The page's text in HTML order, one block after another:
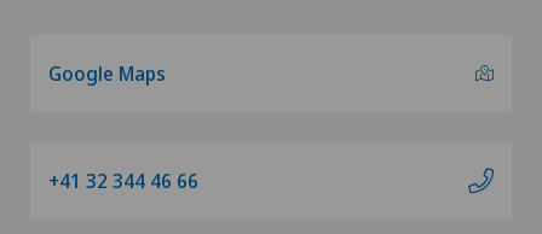
Google Maps
+41 32 344 46 66